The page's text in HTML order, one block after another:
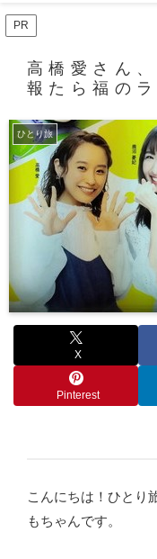
PR
高橋愛さん
報たら福の
ひとり旅
X
Pinterest
こんにちは！ひとり
もちゃんです。